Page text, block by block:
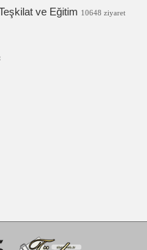
ve Eğitim 10648 ziyaret